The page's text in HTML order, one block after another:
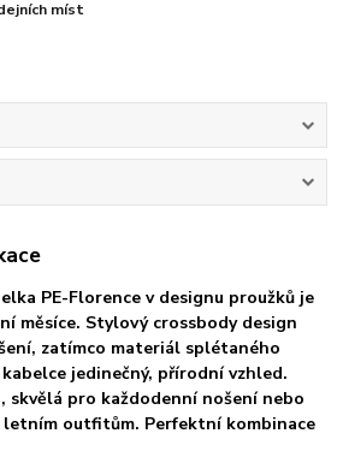
míst
PE-Florence v designu proužků je
měsíce. Stylový crossbody design
zatímco materiál splétaného
jedinečný, přírodní vzhled.
skvělá pro každodenní nošení nebo
outfitům. Perfektní kombinace